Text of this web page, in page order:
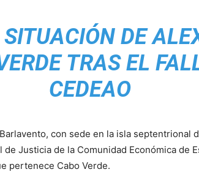
DE
TRAS EL
CEDEAO
con sede en la isla septentrional
Justicia de la Comunidad Económica de
pertenece Cabo Verde.